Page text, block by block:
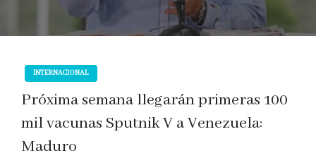
INTERNACIONAL
Próxima semana llegarán primeras 100
mil vacunas Sputnik V a Venezuela:
Maduro